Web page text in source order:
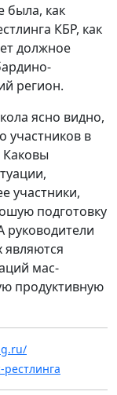
была, как
КБР, как
должное
регион.
ясно видно,
участников в
Каковы
участники,
подготовку
руководители
являются
мас-
продуктивную